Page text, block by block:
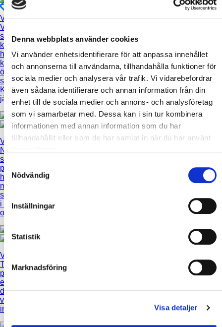
Denna webbplats använder cookies
Vi använder enhetsidentifierare för att anpassa innehållet
och annonserna till användarna, tillhandahålla funktioner för
sociala medier och analysera vår trafik. Vi vidarebefordrar
även sådana identifierare och annan information från din
enhet till de sociala medier och annons- och analysföretag
som vi samarbetar med. Dessa kan i sin tur kombinera
informationen med annan information som du har
tillhandahållit eller som de har samlat in när du har använt
Samtyckesval
Nödvändig
Inställningar
Statistik
Marknadsföring
Visa detaljer
Villa Vahlberg-
Villa på 2-plan
som
kundanpassats
helt utifrån
kundens
önskemål och
skisser.
Klassisk husstil,
järnv...
Kundanpassad
XNvillans
Fasad försedd
med faluröd
invändigt ger r...
-
Kundanpassat
stil och med 6,5
kök &
vardagsrum.
matplats i...
Villa Ävja-
Nyproducerat
skärgårdshus,
på ett och ett
halvt plan och
med
suterrängvåning,
i naturskön
omgivning.
Villa Windros -
Villa Sigemo
Tvåvåningsvilla
på två plan där
enkla, färgglada
detaljer sprider
värme i
inomhusmiljön.
klassiska och
Villa Sandåkra-
naturskönt läge